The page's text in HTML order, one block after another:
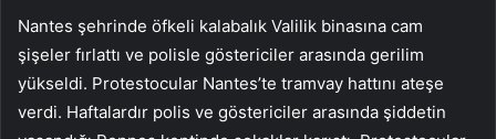
Nantes şehrinde öfkeli kalabalık Valilik binasına cam
şişeler fırlattı ve polisle göstericiler arasında gerilim
yükseldi. Protestocular Nantes’te tramvay hattını ateşe
verdi. Haftalardır polis ve göstericiler arasında şiddetin